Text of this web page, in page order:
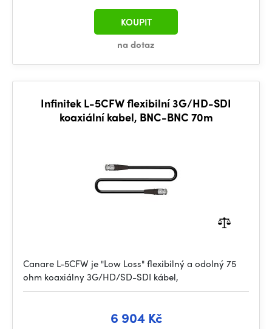
na dotaz
KOUPIT
Infinitek L-5CFW flexibilní 3G/HD-SDI
koaxiální kabel, BNC-BNC 70m
Canare L-5CFW je "Low Loss" flexibilný a odolný 75
ohm koaxiálny 3G/HD/SD-SDI kábel,
6 904 Kč